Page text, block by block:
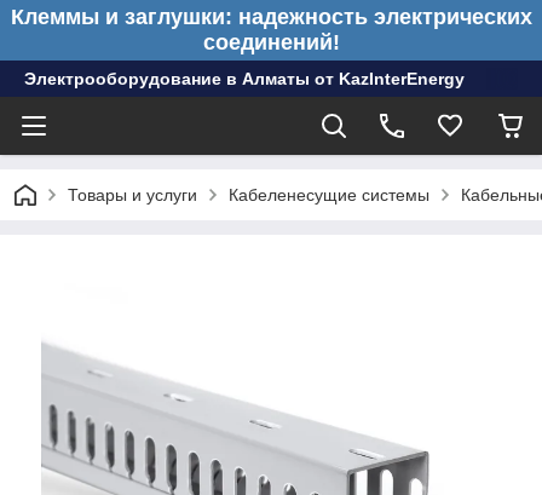
Клеммы и заглушки: надежность электрических
соединений!
Электрооборудование в Алматы от KazInterEnergy
Товары и услуги Кабеленесущие системы